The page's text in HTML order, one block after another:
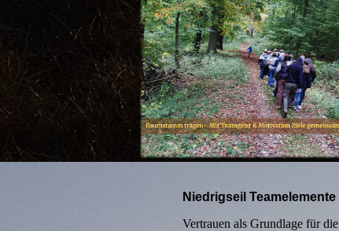
Niedrigseil Teamelemente
Vertrauen als Grundlage für die